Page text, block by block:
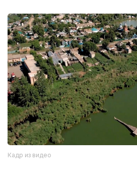
Кадр из видео